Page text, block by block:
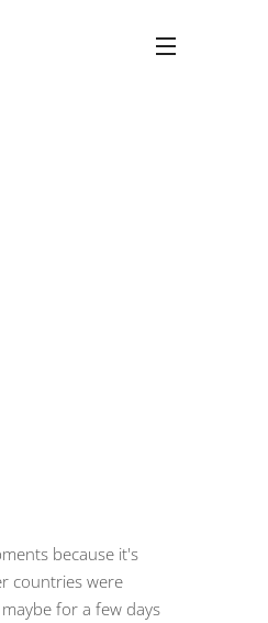
because it's
countries were
for a few days